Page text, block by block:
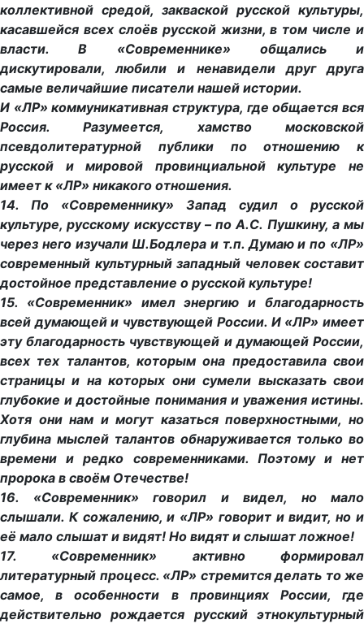
коллективной средой, закваской русской культуры,
касавшейся всех слоёв русской жизни, в том числе и
власти. В «Современнике» общались и
дискутировали, любили и ненавидели друг друга
самые величайшие писатели нашей истории.
И «ЛР» коммуникативная структура, где общается вся
Россия. Разумеется, хамство московской
псевдолитературной публики по отношению к
русской и мировой провинциальной культуре не
имеет к «ЛР» никакого отношения.
14. По «Современнику» Запад судил о русской
культуре, русскому искусству – по А.С. Пушкину, а мы
через него изучали Ш.Бодлера и т.п. Думаю и по «ЛР»
современный культурный западный человек составит
достойное представление о русской культуре!
15. «Современник» имел энергию и благодарность
всей думающей и чувствующей России. И «ЛР» имеет
эту благодарность чувствующей и думающей России,
всех тех талантов, которым она предоставила свои
страницы и на которых они сумели высказать свои
глубокие и достойные понимания и уважения истины.
Хотя они нам и могут казаться поверхностными, но
глубина мыслей талантов обнаруживается только во
времени и редко современниками. Поэтому и нет
пророка в своём Отечестве!
16. «Современник» говорил и видел, но мало
слышали. К сожалению, и «ЛР» говорит и видит, но и
её мало слышат и видят! Но видят и слышат ложное!
17. «Современник» активно формировал
литературный процесс. «ЛР» стремится делать то же
самое, в особенности в провинциях России, где
действительно рождается русский этнокультурный